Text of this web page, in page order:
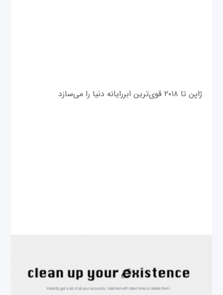
ژاپن تا ۲۰۱۸ قوی‌ترین ابررایانه دنیا را می‌سازد